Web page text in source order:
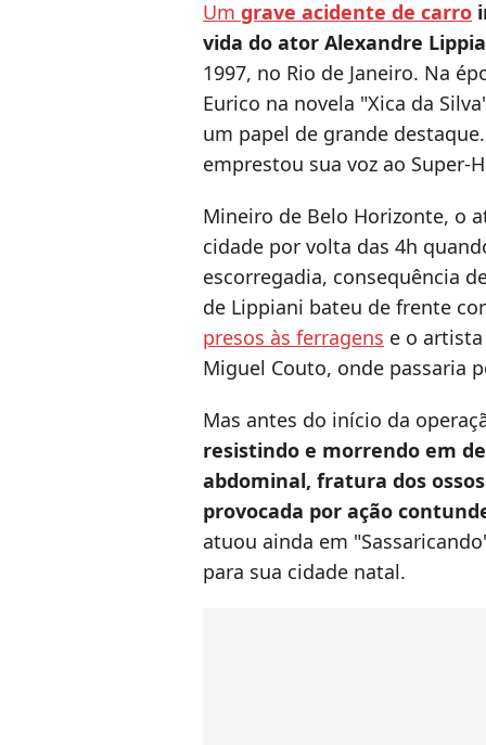
Um grave acidente de carro
vida do ator Alexandre
1997, no Rio de Janeiro. Na
Eurico na novela "Xica da
um papel de grande
emprestou sua voz ao Super-
Mineiro de Belo Horizonte, o
cidade por volta das 4h
escorregadia, consequência
de Lippiani bateu de frente
presos às ferragens e o
Miguel Couto, onde passaria
Mas antes do início da
resistindo e morrendo em
abdominal, fratura dos
provocada por ação
atuou ainda em
para sua cidade natal.